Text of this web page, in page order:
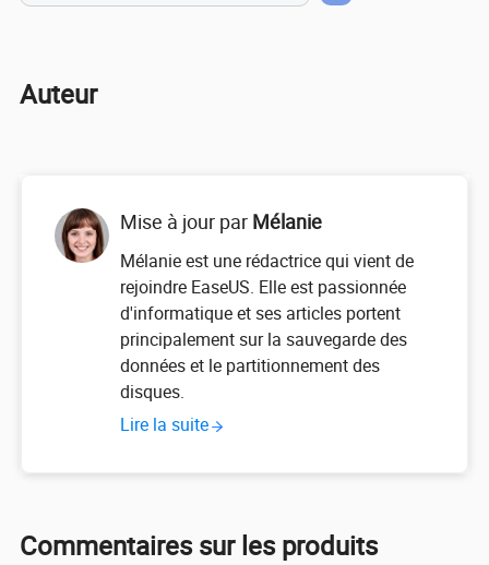
Auteur
Mise à jour par Mélanie
Mélanie est une rédactrice qui vient de
rejoindre EaseUS. Elle est passionnée
d'informatique et ses articles portent
principalement sur la sauvegarde des
données et le partitionnement des
disques.
Lire la suite
Commentaires sur les produits